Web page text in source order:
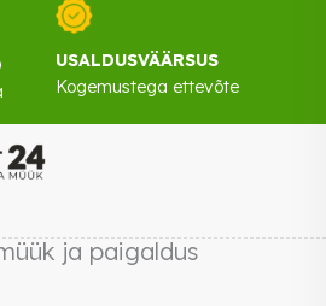
USALDUSVÄÄRSUS
Kogemustega ettevõte
ja paigaldus